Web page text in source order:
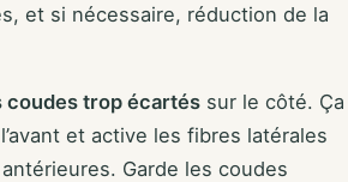
et si nécessaire, réduction de la
coudes trop écartés sur le côté. Ça
et active les fibres latérales
Garde les coudes